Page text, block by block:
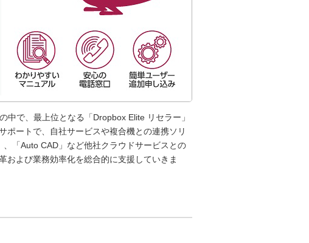
で、最上位となる「Dropbox Elite リセラー」
ポートで、自社サービスや複合機との連携ソリ
「Auto CAD」など他社クラウドサービスとの
および業務効率化を総合的に支援していきま